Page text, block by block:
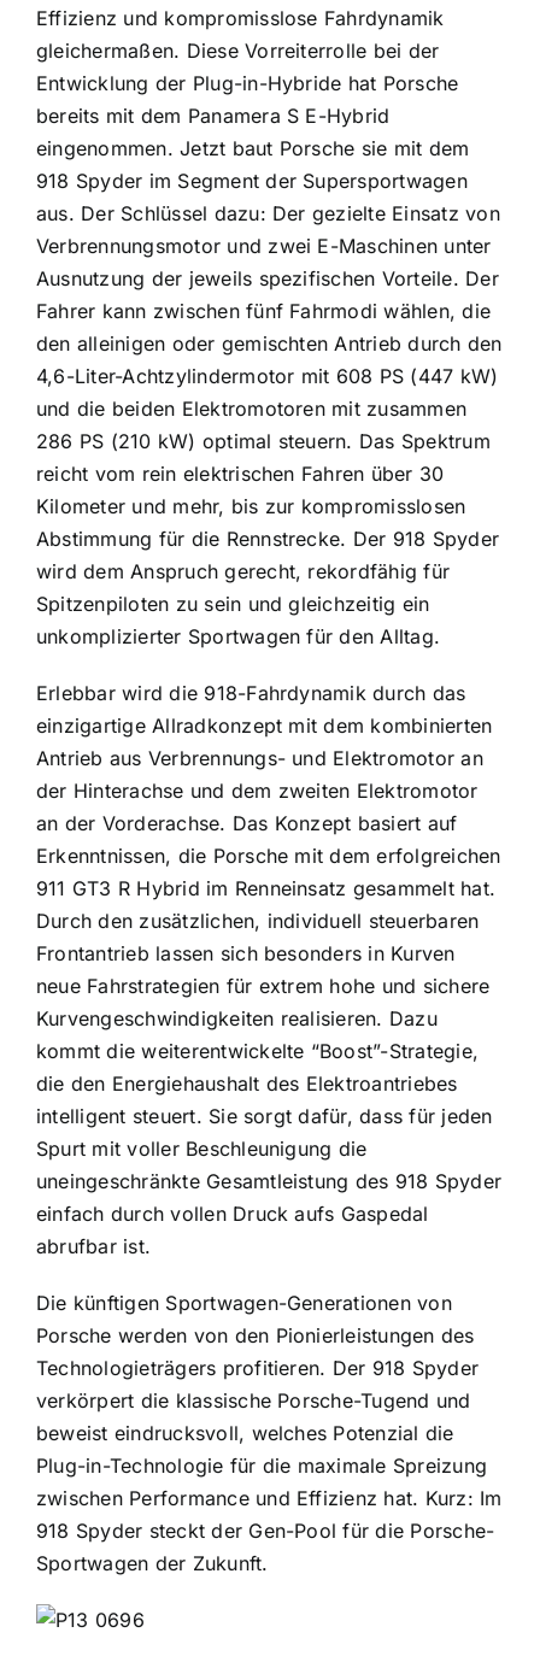
Effizienz und kompromisslose Fahrdynamik
gleichermaßen. Diese Vorreiterrolle bei der
Entwicklung der Plug-in-Hybride hat Porsche
bereits mit dem Panamera S E-Hybrid
eingenommen. Jetzt baut Porsche sie mit dem
918 Spyder im Segment der Supersportwagen
aus. Der Schlüssel dazu: Der gezielte Einsatz von
Verbrennungsmotor und zwei E-Maschinen unter
Ausnutzung der jeweils spezifischen Vorteile. Der
Fahrer kann zwischen fünf Fahrmodi wählen, die
den alleinigen oder gemischten Antrieb durch den
4,6-Liter-Achtzylindermotor mit 608 PS (447 kW)
und die beiden Elektromotoren mit zusammen
286 PS (210 kW) optimal steuern. Das Spektrum
reicht vom rein elektrischen Fahren über 30
Kilometer und mehr, bis zur kompromisslosen
Abstimmung für die Rennstrecke. Der 918 Spyder
wird dem Anspruch gerecht, rekordfähig für
Spitzenpiloten zu sein und gleichzeitig ein
unkomplizierter Sportwagen für den Alltag.
Erlebbar wird die 918-Fahrdynamik durch das
einzigartige Allradkonzept mit dem kombinierten
Antrieb aus Verbrennungs- und Elektromotor an
der Hinterachse und dem zweiten Elektromotor
an der Vorderachse. Das Konzept basiert auf
Erkenntnissen, die Porsche mit dem erfolgreichen
911 GT3 R Hybrid im Renneinsatz gesammelt hat.
Durch den zusätzlichen, individuell steuerbaren
Frontantrieb lassen sich besonders in Kurven
neue Fahrstrategien für extrem hohe und sichere
Kurvengeschwindigkeiten realisieren. Dazu
kommt die weiterentwickelte “Boost”-Strategie,
die den Energiehaushalt des Elektroantriebes
intelligent steuert. Sie sorgt dafür, dass für jeden
Spurt mit voller Beschleunigung die
uneingeschränkte Gesamtleistung des 918 Spyder
einfach durch vollen Druck aufs Gaspedal
abrufbar ist.
Die künftigen Sportwagen-Generationen von
Porsche werden von den Pionierleistungen des
Technologieträgers profitieren. Der 918 Spyder
verkörpert die klassische Porsche-Tugend und
beweist eindrucksvoll, welches Potenzial die
Plug-in-Technologie für die maximale Spreizung
zwischen Performance und Effizienz hat. Kurz: Im
918 Spyder steckt der Gen-Pool für die Porsche-
Sportwagen der Zukunft.